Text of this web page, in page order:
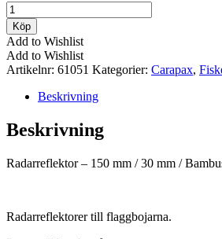
Radarreflektor
-
150
mm
/
30
Bambustång
mängd
Köp
Add to Wishlist
Add to Wishlist
Artikelnr: 61051 Kategorier: Carapax,
Beskrivning
Beskrivning
Radarreflektor – 150 mm / 30 mm /
Radarreflektorer till flaggbojarna.